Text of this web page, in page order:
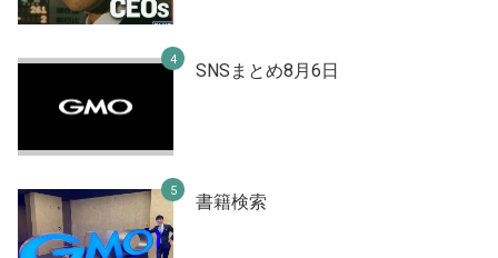
SNSまとめ8月6日
書籍検索